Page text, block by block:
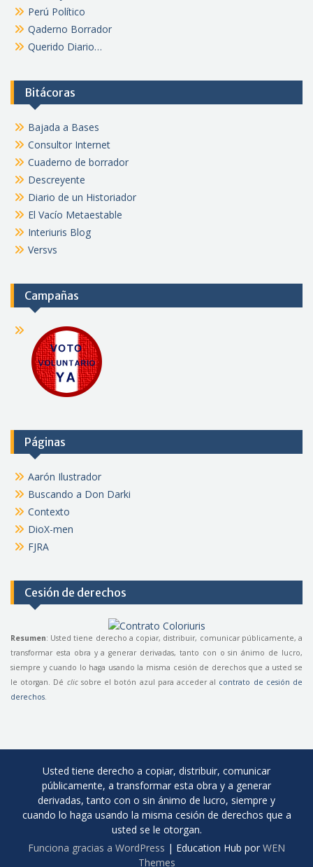
Perú Político
Qaderno Borrador
Querido Diario…
Bitácoras
Bajada a Bases
Consultor Internet
Cuaderno de borrador
Descreyente
Diario de un Historiador
El Vacío Metaestable
Interiuris Blog
Versvs
Campañas
Páginas
Aarón Ilustrador
Buscando a Don Darki
Contexto
DioX-men
FJRA
Cesión de derechos
Resumen: Usted tiene derecho a copiar, distribuir, comunicar públicamente, a
transformar esta obra y a generar derivadas, tanto con o sin ánimo de lucro,
siempre y cuando lo haga usando la misma cesión de derechos que a usted se
le otorgan. Dé clicsobre el botón azul para acceder al contrato de cesión de
derechos
Usted tiene derecho a copiar, distribuir, comunicar
públicamente, a transformar esta obra y a generar
derivadas, tanto con o sin ánimo de lucro, siempre y
cuando lo haga usando la misma cesión de derechos que a
usted se le otorgan.
Funciona gracias a WordPress | Education Hub por WEN
Themes